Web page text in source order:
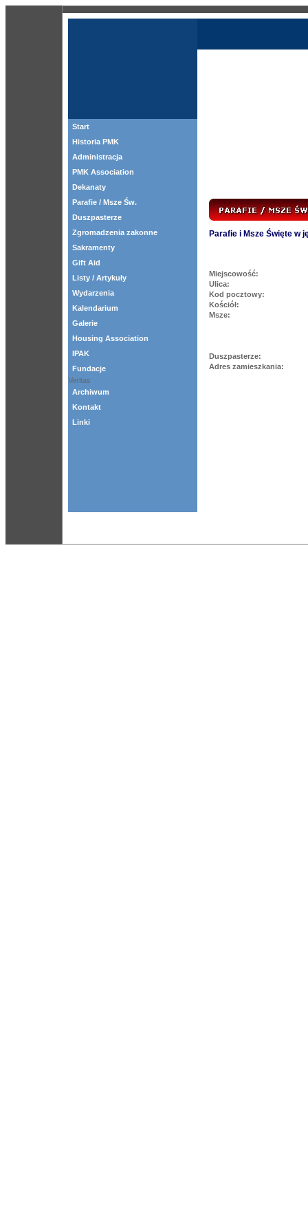
Start
Historia PMK
Administracja
PMK Association
Dekanaty
Parafie / Msze Św.
Duszpasterze
Zgromadzenia zakonne
Sakramenty
Gift Aid
Listy / Artykuły
Wydarzenia
Kalendarium
Galerie
Housing Association
IPAK
Fundacje
Veritas
Archiwum
Kontakt
Linki
Parafie i Msze Święte w
Miejscowość:
Ulica:
Kod pocztowy:
Kościół:
Msze:
Duszpasterze:
Adres zamieszkania: